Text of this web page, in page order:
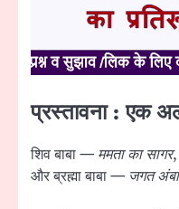
प्रस्तावना : एक
शिव बाबा — ममता का सागर,
और ब्रह्मा बाबा — जगत